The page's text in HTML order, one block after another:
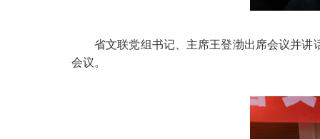
省文联党组书记、主席王登渤出席会议并
会议。